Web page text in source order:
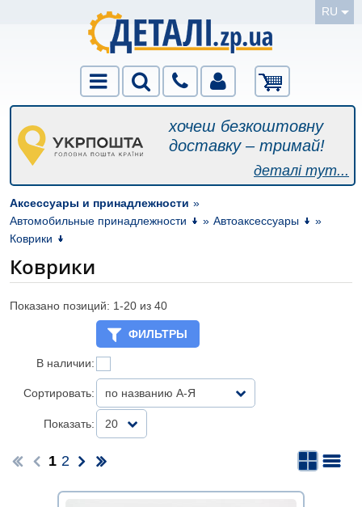
RU
хочеш безкоштовну
доставку – тримай!
деталі тут...
Аксессуары и принадлежности »
Автомобильные принадлежности
» Автоаксессуары
»
Коврики
Коврики
Показано позиций: 1-20 из 40
ФИЛЬТРЫ
В наличии:
Сортировать: по названию А-Я
Показать: 20
1 2